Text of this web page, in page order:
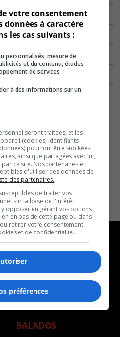
MUSIQUE
- Joué récemment
BALADOS
votre consentement
données à caractère
les cas suivants :
personnalisés, mesure de
et du contenu, études
de services
à des informations sur un
seront traitées, et les
(cookies, identifiants
pourront être stockées
ainsi que partagées avec lui,
ce site. Nos partenaires et
d'utiliser des données de
des partenaires.
de traiter vos
sur la base de l'intérêt
y opposer en gérant vos options
en bas de cette page ou dans
retirer votre consentement
et de confidentialité.
préférences